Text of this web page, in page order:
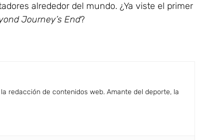
alrededor del mundo. ¿Ya viste el primer
Journey’s End?
redacción de contenidos web. Amante del deporte, la